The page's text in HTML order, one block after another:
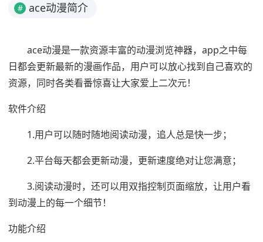
# ace动漫简介
ace动漫是一款资源丰富的动漫浏览神器，app之中每
日都会更新最新的漫画作品，用户可以放心找到自己喜欢的
资源，同时各类看番惊喜让大家爱上二次元！
软件介绍
1.用户可以随时随地阅读动漫，追人总是快一步；
2.平台每天都会更新动漫，更新速度绝对让您满意；
3.阅读动漫时，还可以用双指控制页面缩放，让用户看
到动漫上的每一个细节！
功能介绍